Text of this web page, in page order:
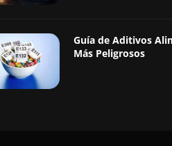
Guía de Aditivos
Más Peligrosos